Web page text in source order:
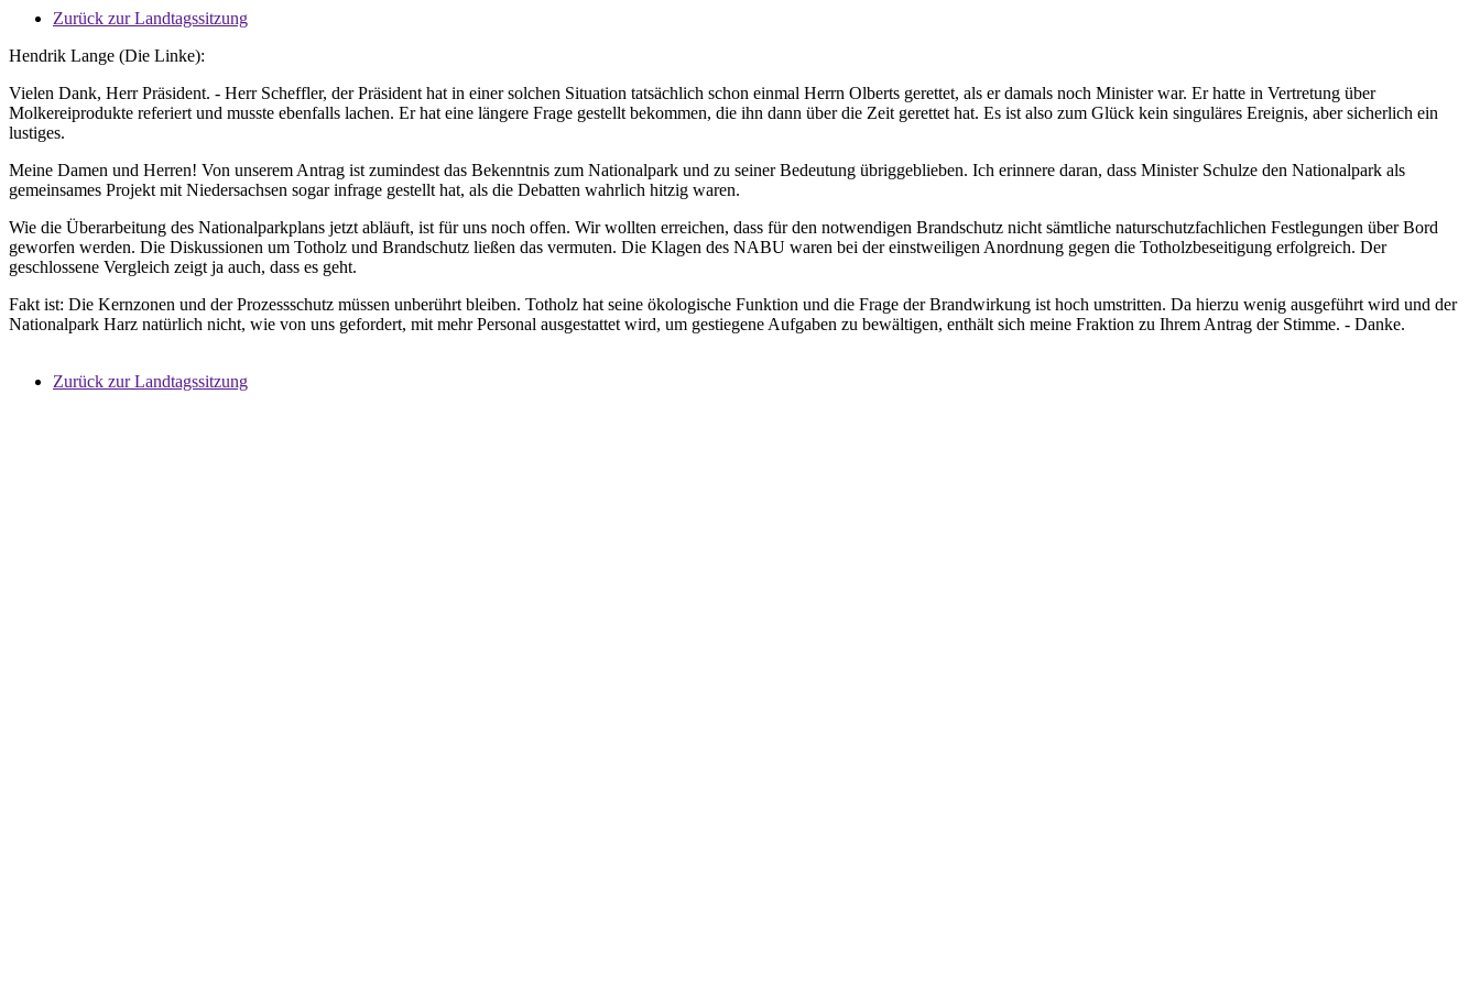
Zurück zur Landtagssitzung
Hendrik Lange (Die Linke):
Vielen Dank, Herr Präsident. - Herr Scheffler, der Präsident hat in einer solchen Situation tatsächlich schon einmal Herrn Olberts gerettet, als er damals noch Minister war. Er hatte in Vertretung über
Molkereiprodukte referiert und musste ebenfalls lachen. Er hat eine längere Frage gestellt bekommen, die ihn dann über die Zeit gerettet hat. Es ist also zum Glück kein singuläres Ereignis, aber sicherlich ein
lustiges.
Meine Damen und Herren! Von unserem Antrag ist zumindest das Bekenntnis zum Nationalpark und zu seiner Bedeutung übriggeblieben. Ich erinnere daran, dass Minister Schulze den Nationalpark als
gemeinsames Projekt mit Niedersachsen sogar infrage gestellt hat, als die Debatten wahrlich hitzig waren.
Wie die Überarbeitung des Nationalparkplans jetzt abläuft, ist für uns noch offen. Wir wollten erreichen, dass für den notwendigen Brandschutz nicht sämtliche naturschutzfachlichen Festlegungen über Bord
geworfen werden. Die Diskussionen um Totholz und Brandschutz ließen das vermuten. Die Klagen des NABU waren bei der einstweiligen Anordnung gegen die Totholzbeseitigung erfolgreich. Der
geschlossene Vergleich zeigt ja auch, dass es geht.
Fakt ist: Die Kernzonen und der Prozessschutz müssen unberührt bleiben. Totholz hat seine ökologische Funktion und die Frage der Brandwirkung ist hoch umstritten. Da hierzu wenig ausgeführt wird und der
Nationalpark Harz natürlich nicht, wie von uns gefordert, mit mehr Personal ausgestattet wird, um gestiegene Aufgaben zu bewältigen, enthält sich meine Fraktion zu Ihrem Antrag der Stimme. - Danke.
Zurück zur Landtagssitzung